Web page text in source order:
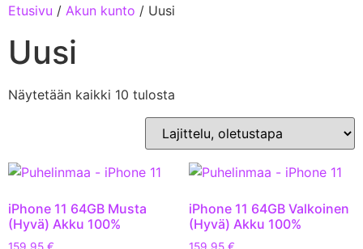
Etusivu / Akun kunto / Uusi
Uusi
Näytetään kaikki 10 tulosta
iPhone 11 64GB Musta
(Hyvä) Akku 100%
iPhone 11 64GB Valkoinen
(Hyvä) Akku 100%